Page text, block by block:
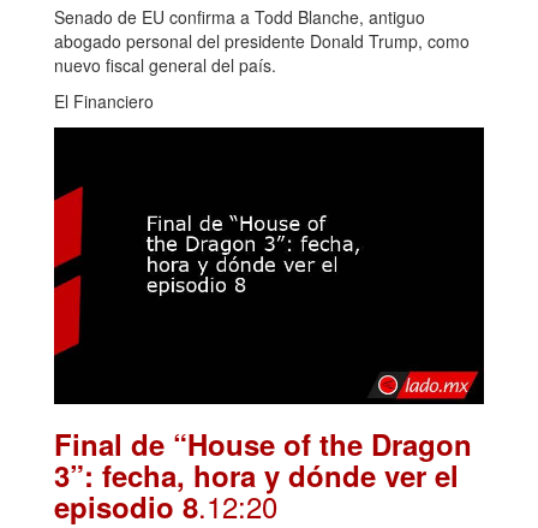
Senado de EU confirma a Todd Blanche, antiguo
abogado personal del presidente Donald Trump, como
nuevo fiscal general del país.
El Financiero
Final de “House of the Dragon
3”: fecha, hora y dónde ver el
episodio 8.12:20